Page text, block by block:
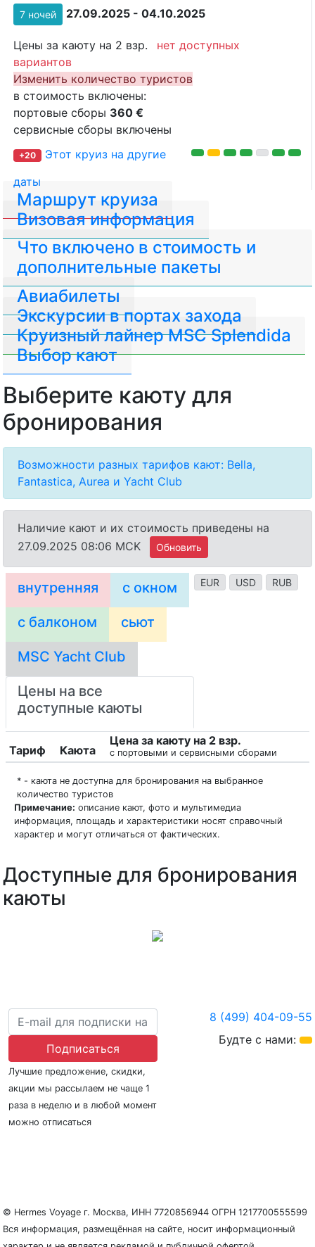
7 ночей 27.09.2025 - 04.10.2025
Цены за каюту на 2 взр.
нет доступных
вариантов
Изменить количество туристов
в стоимость включены:
портовые сборы 360 €
сервисные сборы включены
+20
Этот круиз на другие
даты
Маршрут круиза
Визовая информация
Авиабилеты
Что включено в стоимость и
дополнительные пакеты
Экскурсии в портах захода
Круизный лайнер MSC Splendida
Выбор кают
Выберите каюту для
бронирования
Возможности разных тарифов кают: Bella,
Fantastica, Aurea и Yacht Club
Наличие кают и их стоимость приведены на
27.09.2025 08:06 MCK
Обновить
EUR USD RUB
внутренняя с окном
с балконом сьют
MSC Yacht Club
Цены на все
доступные каюты
Тариф Каюта
Цена за каюту на 2 взр.
с портовыми и сервисными сборами
* - каюта не доступна для бронирования на выбранное
количество туристов
Примечание: описание кают, фото и мультимедиа
информация, площадь и характеристики носят справочный
характер и могут отличаться от фактических.
Доступные для бронирования
каюты
© Hermes Voyage г. Москва, ИНН 7720856944 ОГРН 1217700555599
Вся информация, размещённая на сайте, носит информационный
Подписаться
Лучшие предложение, скидки,
акции мы рассылаем не чаще 1
раза в неделю и в любой момент
можно отписаться
8 (499) 404-09-55
Будте с нами: